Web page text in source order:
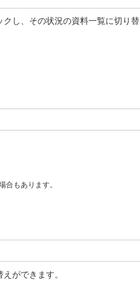
し、その状況の資料一覧に切り替
合もあります。
ができます。